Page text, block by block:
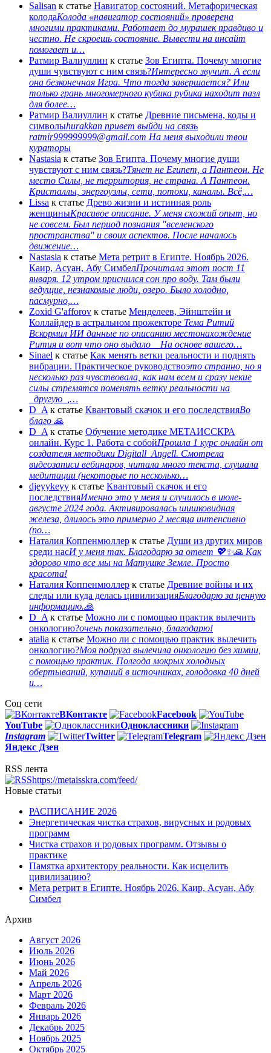
Salisan к статье Навигатор состояний. Метафорическая
колодаКолода «навигатор состояний» проверена
многими практиками. Работает до мурашек правдиво и
честно. Не скроешь состояние. Вывести на инсайт
помогает и…
Ратмир Валиуллин к статье Зов Египта. Почему многие
души чувствуют с ним связь?Интересно звучит. А если
она безконечная Игра. Что тогда завершается? Или
только грань многомерного кубика рубика находит пазл
для более…
Ратмир Валиуллин к статье Древние письмена, коды и
символыhurakkan привет выйди на связь
ratmir999999999@gmail.com На меня выходили твои
кураторы
Nastasia к статье Зов Египта. Почему многие души
чувствуют с ним связь?Тянет не Египет, а Пантеон. Не
место Силы, не территория, не страна. А Пантеон.
Кристаллы, энергоузлы, сети, потоки, каналы. Всё,…
Lissa к статье Древо жизни и истинная роль
женщиныКрасивое описание. У меня схожий опыт, но
не совсем. Был период познания "вселенского
пространства" и своих аспектов. После началось
движение…
Nastasia к статье Мета ретрит в Египте. Ноябрь 2026.
Каир, Асуан, Абу СимбелПрочитала этот пост 11
января. 12 утром приснился сон про воду. Там были
ведущие, незнакомые люди, озеро. Было холодно,
пасмурно,…
Zoxid G'afforov к статье Менделеев, Эйнштейн и
Коллайдер в астральном прожекторе Тема Ритий
Вскормил ИИ данные по описанию местонахождение
Рития и вот что оно выдало На основе вашего…
Sinael к статье Как менять ветки реальности и поднять
вибрации. Практическое руководствоэто странно, но я
несколько раз чувствовала, как нам всем и сразу некие
силы стремятся поменять ветку реальности на
_другую_,…
D_A к статье Квантовый скачок и его последствияВо
благо 🙏
D_A к статье Обучение методике МЕТАИССКРА
онлайн. Курс 1. Работа с собойПрошла 1 курс онлайн от
создателя методики Digitall_Angell. Смотрела
видеозаписи вебинаров, читала много текста, слушала
медитации (некоторые по несколько…
djeyykeyy к статье Квантовый скачок и его
последствияИменно это у меня и случилось в июле-
августе 2024 года. Активировалась шишковидная
железа, длилось это примерно 2 месяца интенсивно
(по…
Наталия Коппенмюллер к статье Души из других миров
среди насИ у меня так. Благодарю за ответ 💖✨️🙏 Как
здорово что все мы на Матушке Земле. Просто
красота!
Наталия Коппенмюллер к статье Древние войны и их
следы или куда делась цивилизацияБлагодарю за ценную
информацию.🙏
D_A к статье Можно ли с помощью практик вылечить
онкологию?очень показательно, благодарю!
atalia к статье Можно ли с помощью практик вылечить
онкологию?Моя подруга вылечила онкологию без химии,
с помощью практик. Полгода мокрых холодных
обертываний, купаний в источниках, голодовка 40 дней
и…
Соц сети
ВКонтакте
Facebook
YouTube
Одноклассники
Instagram
Twitter
Telegram
Яндекс Дзен
RSS лента
https://metaisskra.com/feed/
Новые статьи
РАСПИСАНИЕ 2026
Энергетическая чистка страхов, вирусных и родовых
программ
Чистка страхов и родовых программ. Отзывы о
практике
Памятка архитектору реальности. Как исцелить
цивилизацию?
Мета ретрит в Египте. Ноябрь 2026. Каир, Асуан, Абу
Симбел
Архив
Август 2026
Июль 2026
Июнь 2026
Май 2026
Апрель 2026
Март 2026
Февраль 2026
Январь 2026
Декабрь 2025
Ноябрь 2025
Октябрь 2025